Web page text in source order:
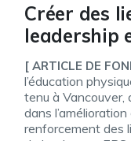
Créer des
leadership
sentiment
Congrès
[ ARTICLE DE
l’éducation
tenu à Vancouver,
dans
renforcement des